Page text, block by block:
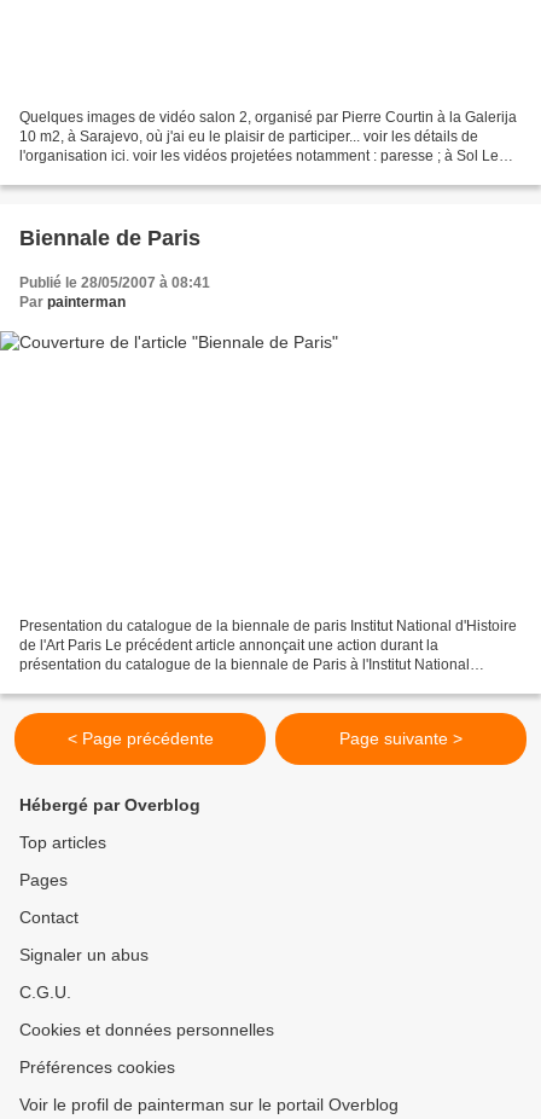
Quelques images de vidéo salon 2, organisé par Pierre Courtin à la Galerija
10 m2, à Sarajevo, où j'ai eu le plaisir de participer... voir les détails de
l'organisation ici. voir les vidéos projetées notamment : paresse ; à Sol Lewitt
Biennale de Paris
Publié le 28/05/2007 à 08:41
Par painterman
Presentation du catalogue de la biennale de paris Institut National d'Histoire
de l'Art Paris Le précédent article annonçait une action durant la
présentation du catalogue de la biennale de Paris à l'Institut National
< Page précédente Page suivante >
Hébergé par Overblog
Top articles
Pages
Contact
Signaler un abus
C.G.U.
Cookies et données personnelles
Préférences cookies
Voir le profil de painterman sur le portail Overblog